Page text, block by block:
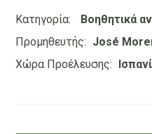
Κατηγορία: Βοηθητικά
Προμηθευτής: José
Χώρα Προέλευσης: